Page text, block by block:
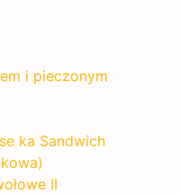
i pieczonym
ka Sandwich
II